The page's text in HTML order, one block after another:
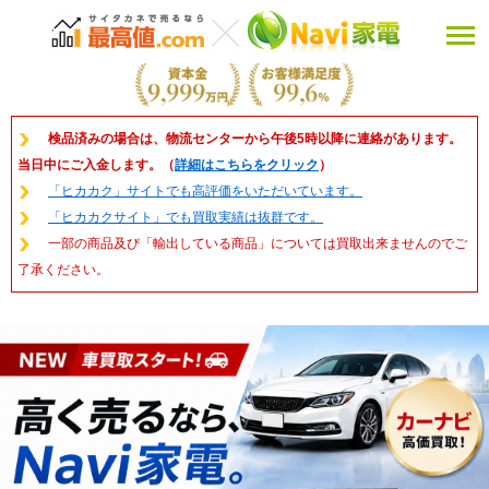
検品済みの場合は、物流センターから午後5時以降に連絡があります。
当日中にご入金します。（詳細はこちらをクリック ）
「ヒカカク」サイトでも高評価をいただいています。
「ヒカカクサイト」でも買取実績は抜群です。
一部の商品及び「輸出している商品」については買取出来ませんのでご
了承ください。